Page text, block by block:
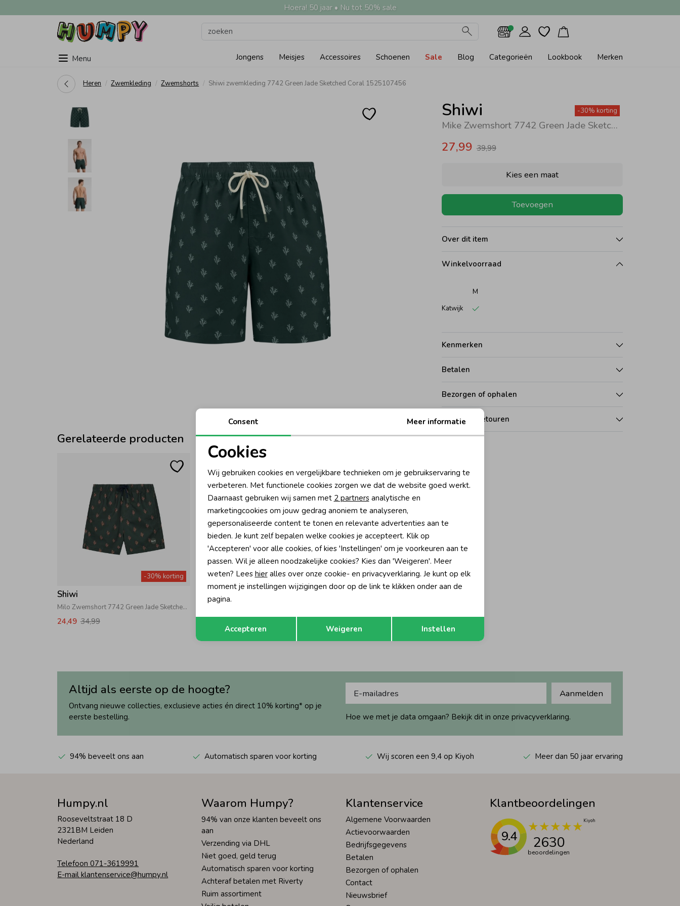
Hoera! 50 jaar • Nu tot 50% sale
Menu Jongens Meisjes Accessoires Schoenen Sale Blog Categorieën Lookbook Merken
Heren Zwemkleding Zwemshorts Shiwi zwemkleding 7742 Green Jade Sketched Coral 1525107456
Shiwi
Mike Zwemshort 7742 Green Jade Sketched Coral
-30% korting
27,99 39,99
Kies een maat
Toevoegen
Over dit item
Winkelvoorraad
M
Katwijk
Kenmerken
Betalen
Bezorgen of ophalen
Ruilen en retouren
Gerelateerde producten
-30% korting
Shiwi
Milo Zwemshort 7742 Green Jade Sketched Coral
24,49 34,99
Altijd als eerste op de hoogte?
Ontvang nieuwe collecties, exclusieve acties én direct 10% korting* op je
eerste bestelling.
Aanmelden
Hoe we met je data omgaan? Bekijk dit in onze privacyverklaring.
94% beveelt ons aan Automatisch sparen voor korting Wij scoren een 9,4 op Kiyoh Meer dan 50 jaar ervaring
Humpy.nl
Rooseveltstraat 18 D
2321BM Leiden
Nederland
Telefoon 071-3619991
E-mail klantenservice@humpy.nl
Waarom Humpy?
94% van onze klanten beveelt ons
aan
Verzending via DHL
Niet goed, geld terug
Automatisch sparen voor korting
Achteraf betalen met Riverty
Ruim assortiment
Klantenservice
Algemene Voorwaarden
Actievoorwaarden
Bedrijfsgegevens
Betalen
Bezorgen of ophalen
Contact
Nieuwsbrief
Klantbeoordelingen
9.4 2630
beoordelingen
Noodzakelijke cookies
Analytische cookies Marketing cookies
Opslaan
Consent Meer informatie
Cookies
Wij gebruiken cookies en vergelijkbare technieken om je gebruikservaring te
verbeteren. Met functionele cookies zorgen we dat de website goed werkt.
Daarnaast gebruiken wij samen met 2 partnersanalytische en
marketingcookies om jouw gedrag anoniem te analyseren,
gepersonaliseerde content te tonen en relevante advertenties aan te
bieden. Je kunt zelf bepalen welke cookies je accepteert. Klik op
'Accepteren' voor alle cookies, of kies 'Instellingen' om je voorkeuren aan te
passen. Wil je alleen noodzakelijke cookies? Kies dan 'Weigeren'. Meer
weten? Lees hieralles over onze cookie- en privacyverklaring. Je kunt op elk
moment je instellingen wijzigingen door op de link te klikken onder aan de
pagina.
Accepteren Weigeren Instellen